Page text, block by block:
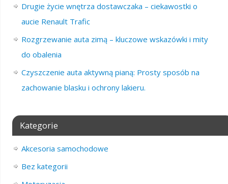
Drugie życie wnętrza dostawczaka – ciekawostki o
aucie Renault Trafic
Rozgrzewanie auta zimą – kluczowe wskazówki i mity
do obalenia
Czyszczenie auta aktywną pianą: Prosty sposób na
zachowanie blasku i ochrony lakieru.
Kategorie
Akcesoria samochodowe
Bez kategorii